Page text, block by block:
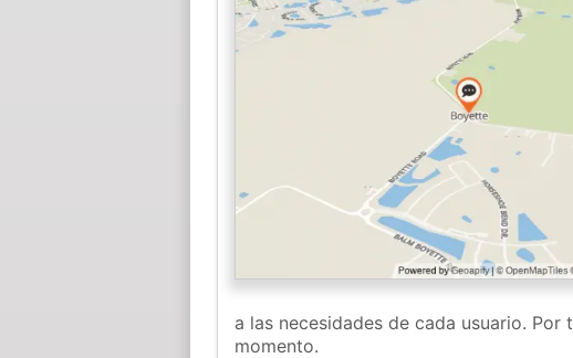
a las necesidades de cada usuario.
momento.